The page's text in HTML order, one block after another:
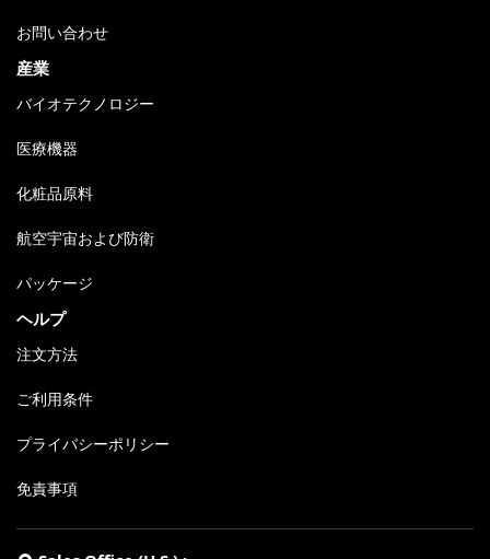
お問い合わせ
産業
バイオテクノロジー
医療機器
化粧品原料
航空宇宙および防衛
パッケージ
ヘルプ
注文方法
ご利用条件
プライバシーポリシー
免責事項